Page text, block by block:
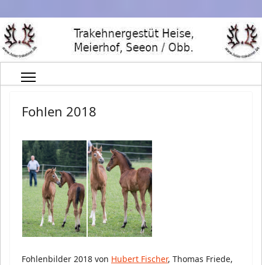
Fohlen 2018
Fohlenbilder 2018 von Hubert Fischer, Thomas Friede,